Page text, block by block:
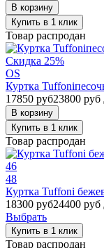
В корзину
Купить в 1 клик
Товар распродан
Скидка 25%
OS
Куртка
17850 руб23800 руб
В корзину
Купить в 1 клик
Товар распродан
46
48
Куртка Tuffoni
18300 руб24400 руб
Выбрать
Купить в 1 клик
Товар распродан